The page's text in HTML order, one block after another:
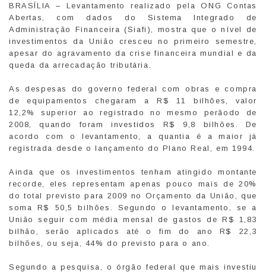
BRASÍLIA – Levantamento realizado pela ONG Contas
Abertas, com dados do Sistema Integrado de
Administração Financeira (Siafi), mostra que o nível de
investimentos da União cresceu no primeiro semestre,
apesar do agravamento da crise financeira mundial e da
queda da arrecadação tributária.
As despesas do governo federal com obras e compra
de equipamentos chegaram a R$ 11 bilhões, valor
12,2% superior ao registrado no mesmo perãodo de
2008, quando foram investidos R$ 9,8 bilhões. De
acordo com o levantamento, a quantia é a maior já
registrada desde o lançamento do Plano Real, em 1994.
Ainda que os investimentos tenham atingido montante
recorde, eles representam apenas pouco mais de 20%
do total previsto para 2009 no Orçamento da União, que
soma R$ 50,5 bilhões. Segundo o levantamento, se a
União seguir com média mensal de gastos de R$ 1,83
bilhão, serão aplicados até o fim do ano R$ 22,3
bilhões, ou seja, 44% do previsto para o ano.
Segundo a pesquisa, o órgão federal que mais investiu